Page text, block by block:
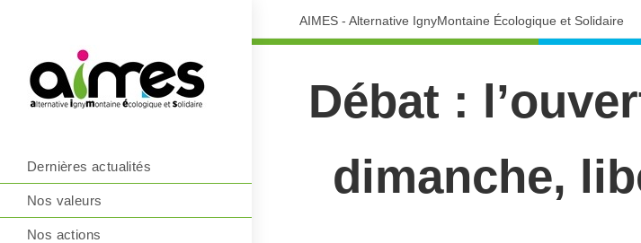
AIMES - Alternative IgnyMontaine Écologique et Solidaire
Dernières actualités
Nos valeurs
Nos actions
Débat :
dimanche,